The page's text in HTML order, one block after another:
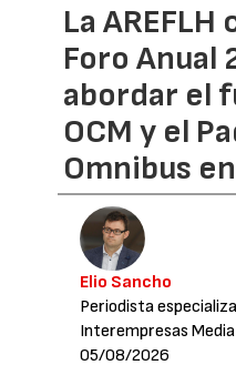
La
Foro Anual
abordar el
OCM y el
Omnibus
Elio Sancho
Periodista
Interempresas Media
05/08/2026